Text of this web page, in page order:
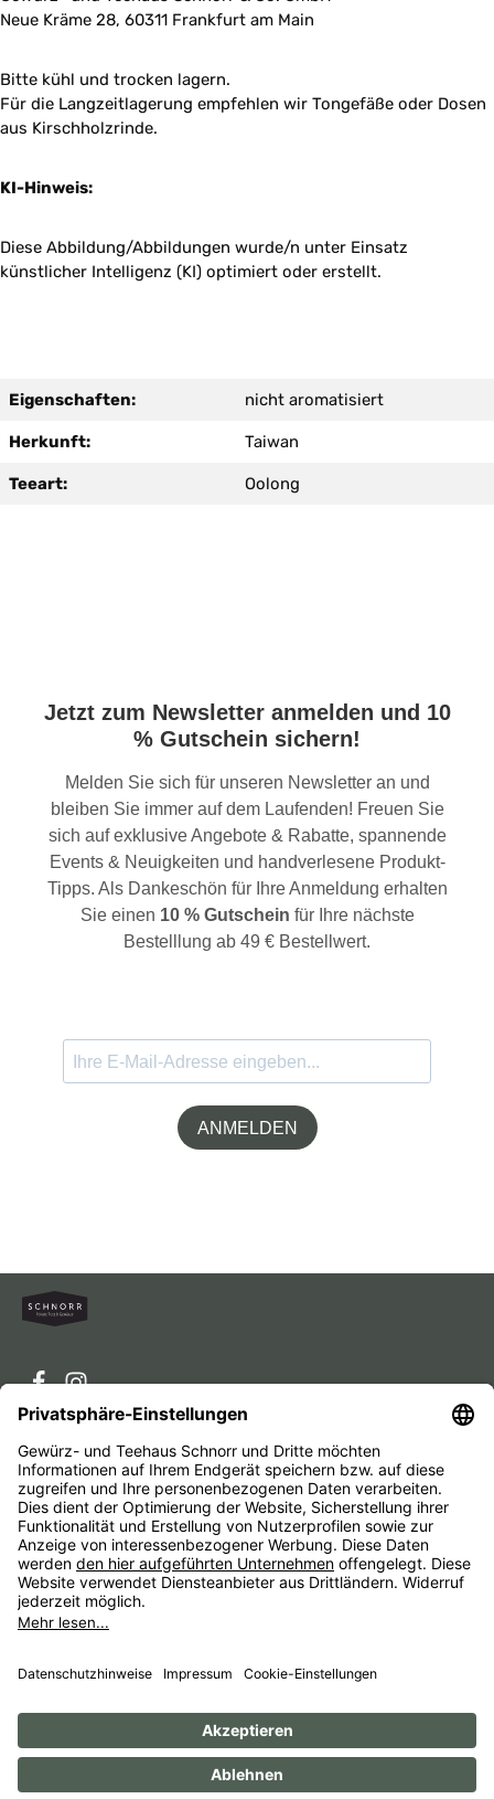
Neue Kräme 28, 60311 Frankfurt am Main
Bitte kühl und trocken lagern.
Für die Langzeitlagerung empfehlen wir Tongefäße oder Dosen
aus Kirschholzrinde.
KI-Hinweis:
Diese Abbildung/Abbildungen wurde/n unter Einsatz
künstlicher Intelligenz (KI) optimiert oder erstellt.
Eigenschaften: nicht aromatisiert
Herkunft: Taiwan
Teeart: Oolong
Jetzt zum Newsletter anmelden und 10
% Gutschein sichern!
Melden Sie sich für unseren Newsletter an und
bleiben Sie immer auf dem Laufenden! Freuen Sie
sich auf exklusive Angebote & Rabatte, spannende
Events & Neuigkeiten und handverlesene Produkt-
Tipps. Als Dankeschön für Ihre Anmeldung erhalten
Sie einen 10 % Gutschein für Ihre nächste
Bestelllung ab 49 € Bestellwert.
ANMELDEN
Service-Hotline
Service
Unternehmen
Alle Preise inkl. gesetzl. Mehrwertsteuer zzgl.
anders angegeben.
© 1956 - 2026 Gewürz- und Teehaus Schnorr - with
ImpressumAGBWiderrufsbelehrungenDatenschutz
Barrierefreiheit